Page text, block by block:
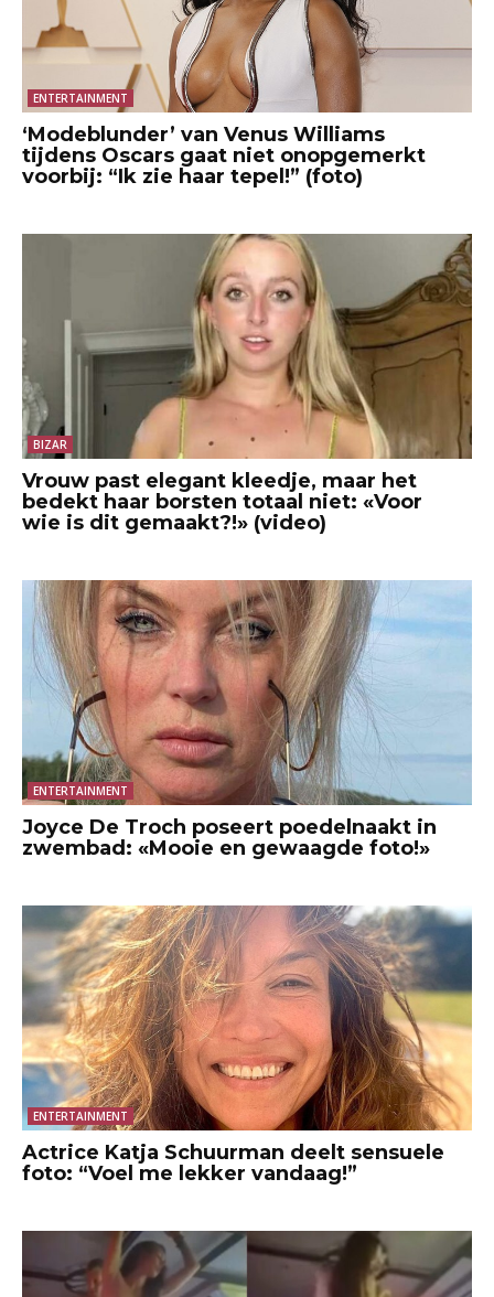
ENTERTAINMENT
‘Modeblunder’ van Venus Williams
tijdens Oscars gaat niet onopgemerkt
voorbij: “Ik zie haar tepel!” (foto)
BIZAR
Vrouw past elegant kleedje, maar het
bedekt haar borsten totaal niet: «Voor
wie is dit gemaakt?!» (video)
ENTERTAINMENT
Joyce De Troch poseert poedelnaakt in
zwembad: «Mooie en gewaagde foto!»
ENTERTAINMENT
Actrice Katja Schuurman deelt sensuele
foto: “Voel me lekker vandaag!”